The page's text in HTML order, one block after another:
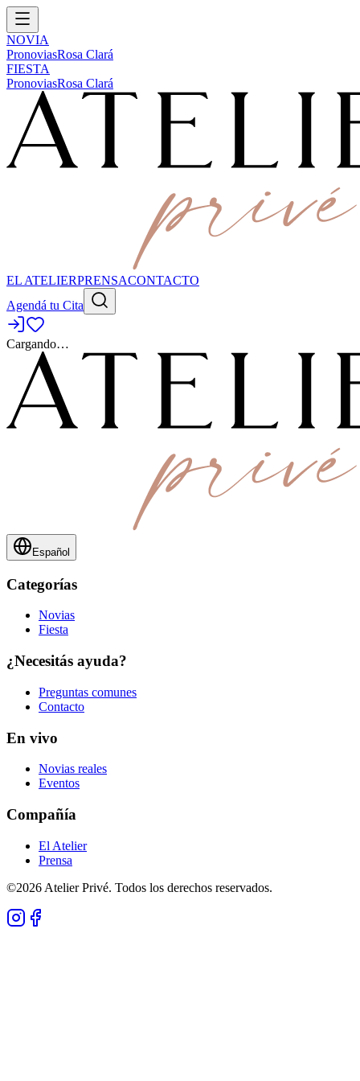
NOVIA
PronoviasRosa Clará
FIESTA
PronoviasRosa Clará
EL ATELIERPRENSACONTACTO
Agendá tu Cita
Cargando…
Español
Categorías
Novias
Fiesta
¿Necesitás ayuda?
Preguntas comunes
Contacto
En vivo
Novias reales
Eventos
Compañía
El Atelier
Prensa
©2026 Atelier Privé. Todos los derechos reservados.